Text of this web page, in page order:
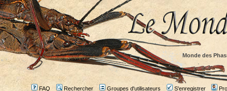
Monde des
FAQ Rechercher Groupes d'utilisateurs S'enregistrer